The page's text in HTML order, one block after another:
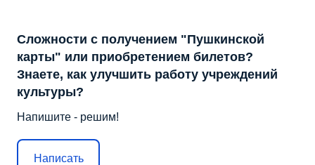
Сложности с получением "Пушкинской
карты" или приобретением билетов?
Знаете, как улучшить работу учреждений
культуры?
Напишите - решим!
Написать